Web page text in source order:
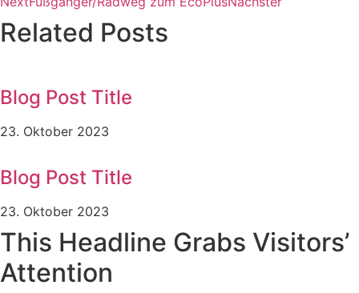
Related Posts
Blog Post Title
23. Oktober 2023
Blog Post Title
23. Oktober 2023
This Headline Grabs Visitors’
Attention